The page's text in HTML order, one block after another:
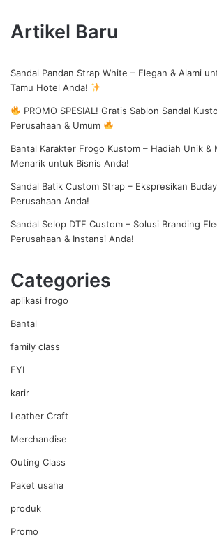
Artikel Baru
Sandal Pandan Strap White – Elegan & Alami
Tamu Hotel Anda!
PROMO SPESIAL! Gratis Sablon Sandal
Perusahaan & Umum
Bantal Karakter Frogo Kustom – Hadiah Unik &
Menarik untuk Bisnis Anda!
Sandal Batik Custom Strap – Ekspresikan
Perusahaan Anda!
Sandal Selop DTF Custom – Solusi Branding
Perusahaan & Instansi Anda!
Categories
aplikasi frogo
Bantal
family class
FYI
karir
Leather Craft
Merchandise
Outing Class
Paket usaha
produk
Promo